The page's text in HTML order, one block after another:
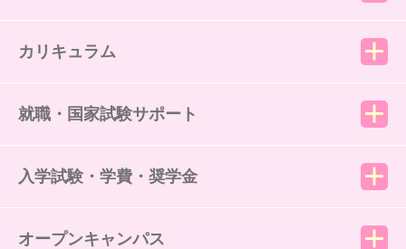
カリキュラム
就職・国家試験サポート
入学試験・学費・奨学金
オープンキャンパス